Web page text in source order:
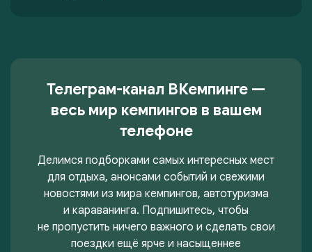
Телеграм-канал ВКемпинге —
весь мир кемпингов в вашем
телефоне
Делимся подборками самых интересных мест
для отдыха, анонсами событий и свежими
новостями из мира кемпингов, автотуризма
и караванинга. Подпишитесь, чтобы
не пропустить ничего важного и сделать свои
поездки ещё ярче и насыщеннее